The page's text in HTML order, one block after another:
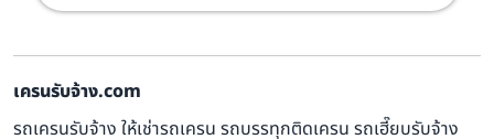
เครนรับจ้าง.com
รถเครนรับจ้าง ให้เช่ารถเครน รถบรรทุกติดเครน รถเฮี๊ยบรับจ้าง